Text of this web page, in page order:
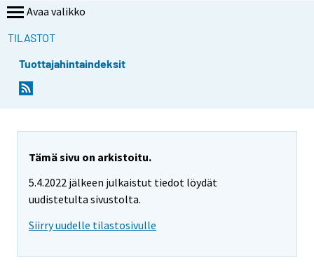
Avaa valikko
TILASTOT
Tuottajahintaindeksit
Tämä sivu on arkistoitu.
5.4.2022 jälkeen julkaistut tiedot löydät
uudistetulta sivustolta.
Siirry uudelle tilastosivulle